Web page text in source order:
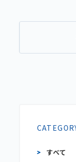
すべて